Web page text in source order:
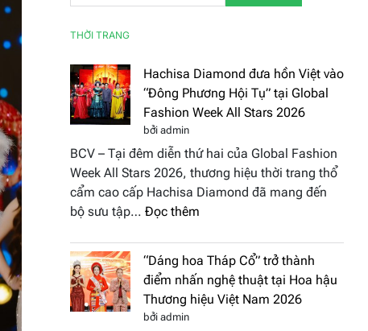
THỜI TRANG
Hachisa Diamond đưa hồn Việt vào
“Đông Phương Hội Tụ” tại Global
Fashion Week All Stars 2026
bởi admin
BCV – Tại đêm diễn thứ hai của Global Fashion
Week All Stars 2026, thương hiệu thời trang thổ
cẩm cao cấp Hachisa Diamond đã mang đến
bộ sưu tập… Đọc thêm
đưa
hồn
Việt
“Dáng hoa Tháp Cổ” trở thành
điểm nhấn nghệ thuật tại Hoa hậu
Thương hiệu Việt Nam 2026
bởi admin